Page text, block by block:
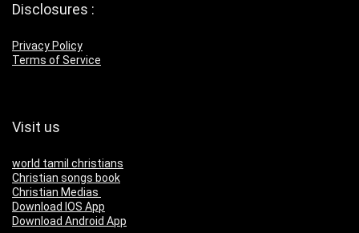
Disclosures :
Privacy Policy
Terms of Service
Visit us
world tamil christians
Christian songs book
Christian Medias
Download IOS App
Download Android App